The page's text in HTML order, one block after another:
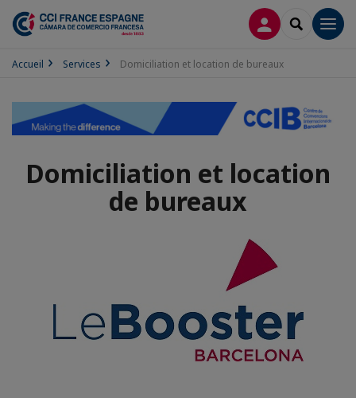
CONNEXION
Accueil Services Domiciliation et location de bureaux
Domiciliation et location
de bureaux